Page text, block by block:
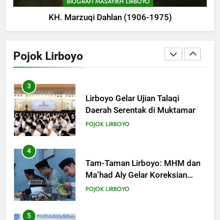
Khutbah Jumat: Mari Mendidik
Anak dengan Baik
KHUTBAH
19
KHUTBAH
20
KHUTBAH
21
KH. Marzuqi Dahlan (1906-1975)
Pojok Lirboyo
Ikonik: Menilik Wajah Baru
Langgar Angkring, Cikal Bakal
Ponpes Lirboyo yang Selesai
3
Lirboyo Gelar Ujian Talaqi
Daerah Serentak di Muktamar
POJOK LIRBOYO
4
Tam-Taman Lirboyo: MHM dan
Ma’had Aly Gelar Koreksian
Kitab Semester Ganjil
POJOK LIRBOYO
5